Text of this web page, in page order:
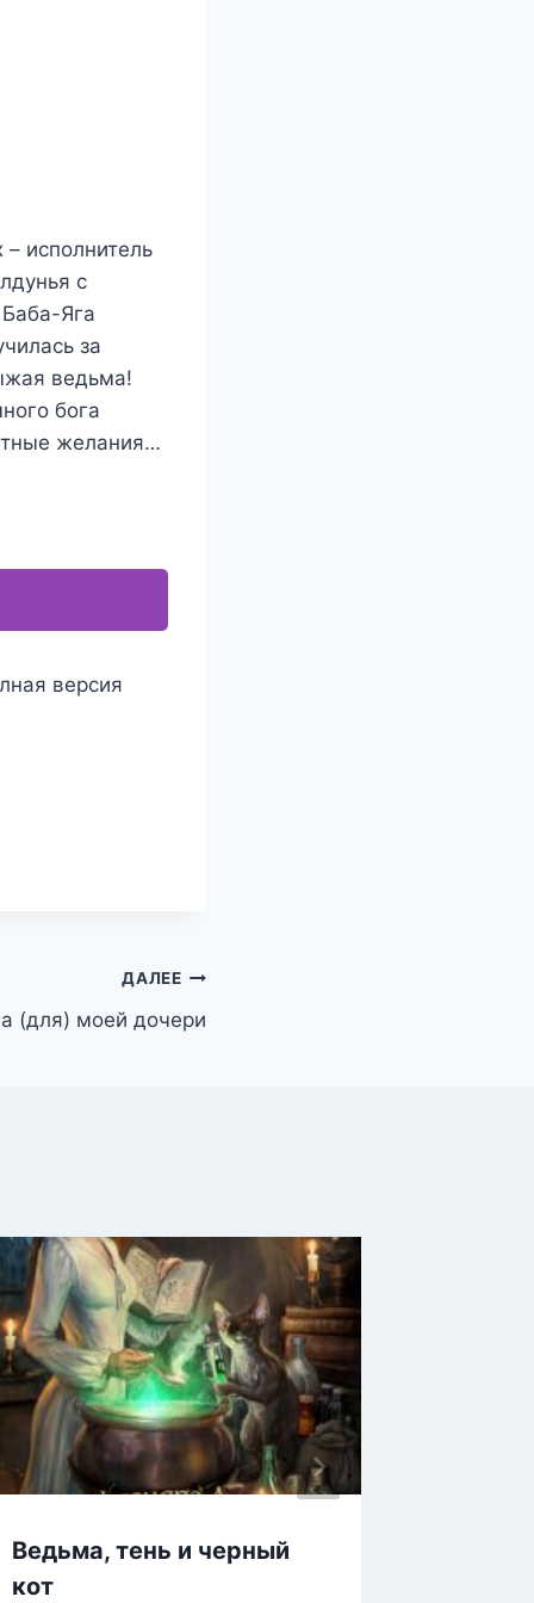
исполнитель
с
Яга
за
ведьма!
бога
желания…
версия
ДАЛЕЕ
(для) моей дочери
Ведьма, тень и черный
кот